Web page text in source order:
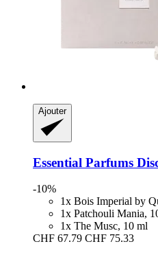
Ajouter
Essential Parfums
-10%
1x Bois Imperial by
1x Patchouli Mania,
1x The Musc, 10 ml
CHF 67.79 CHF 75.33